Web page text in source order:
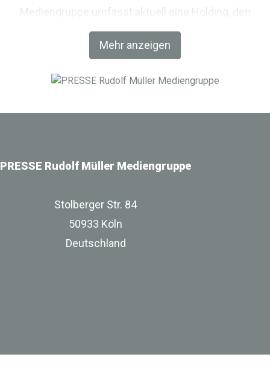
Mehr anzeigen
Mediengruppe umfasst aktuell eine Holding, den
Fachverlag RM Rudolf Müller Medien und mit der BIM
World MUNICH eine Netzwerkplattform für Akteure der
PRESSE Rudolf Müller Mediengruppe
Stolberger Str. 84
50933 Köln
Deutschland